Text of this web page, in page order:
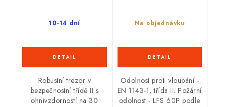
10-14 dní
Robustní trezor v
bezpečnostní třídě II s
ohnivzdorností na 30
Na objednávku
Odolnost proti vloupání -
EN 1143-1, třída II. Požární
odolnost - LFS 60P podle